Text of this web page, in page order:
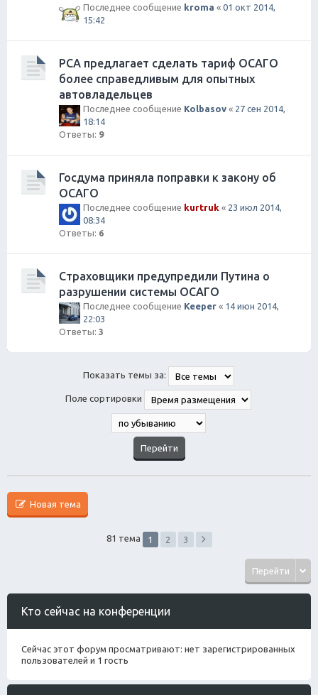
Последнее сообщение kroma « 01 окт 2014,
15:42
РСА предлагает сделать тариф ОСАГО
более справедливым для опытных
автовладельцев
Последнее сообщение Kolbasov « 27 сен 2014,
18:14
Ответы: 9
Госдума приняла поправки к закону об
ОСАГО
Последнее сообщение kurtruk « 23 июл 2014,
08:34
Ответы: 6
Страховщики предупредили Путина о
разрушении системы ОСАГО
Последнее сообщение Keeper « 14 июн 2014,
22:03
Ответы: 3
Показать темы за:
Поле сортировки
Новая тема
81 тема 1 2 3
Перейти
Кто сейчас на конференции
Сейчас этот форум просматривают: нет зарегистрированных
пользователей и 1 гость